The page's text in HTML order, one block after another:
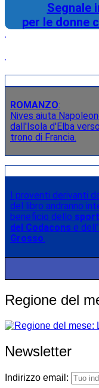
Segnale
per le donne
ROMANZO:
Nives aiuta
dall'Isola d'Elba
trono di Francia.
I proventi derivanti
del libro andranno
beneficio dello
del Codacons e dell’
Grosso.
Regione del
Newsletter
Indirizzo email: